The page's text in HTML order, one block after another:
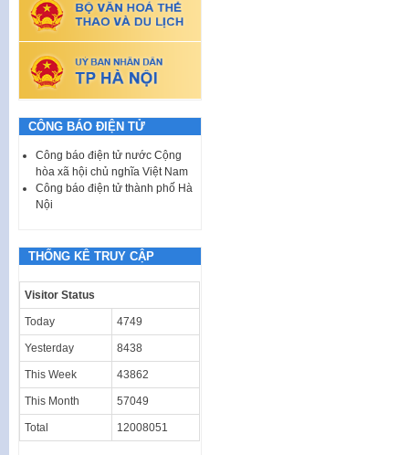
CÔNG BÁO ĐIỆN TỬ
Công báo điện tử nước Cộng
hòa xã hội chủ nghĩa Việt Nam
Công báo điện tử thành phố Hà
Nội
THỐNG KÊ TRUY CẬP
Visitor Status
Today 4749
Yesterday 8438
This Week 43862
This Month 57049
Total 12008051